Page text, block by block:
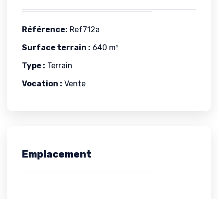
Référence: Ref712a
Surface terrain : 640 m²
Type : Terrain
Vocation : Vente
Emplacement